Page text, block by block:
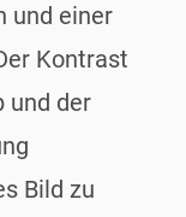
und einer
Kontrast
und der
Bild zu